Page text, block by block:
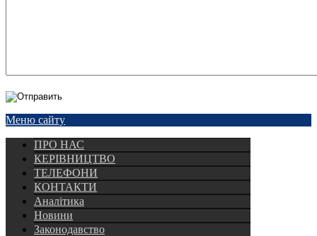
Меню сайту
ПРО НАС
КЕРІВНИЦТВО
ТЕЛЕФОНИ
КОНТАКТИ
Аналітика
Новини
Законодавство